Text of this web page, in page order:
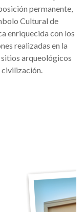
permanente,
Cultural de
enriquecida con los
realizadas en la
sitios arqueológicos
civilización.